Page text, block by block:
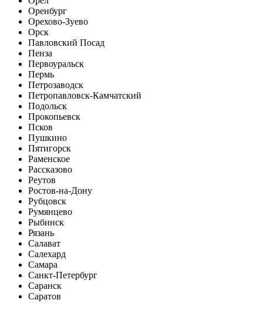
Оренбург
Орехово-Зуево
Орск
Павловский Посад
Пенза
Первоуральск
Пермь
Петрозаводск
Петропавловск-Камчатский
Подольск
Прокопьевск
Псков
Пушкино
Пятигорск
Раменское
Рассказово
Реутов
Ростов-на-Дону
Рубцовск
Румянцево
Рыбинск
Рязань
Салават
Салехард
Самара
Санкт-Петербург
Саранск
Саратов